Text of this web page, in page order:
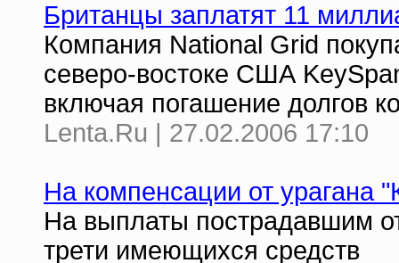
Британцы заплатят 11
Компания National Grid
северо-востоке США
включая погашение долгов
Lenta.Ru | 27.02.2006 17:10
На компенсации от урагана
На выплаты пострадавшим
трети имеющихся средств